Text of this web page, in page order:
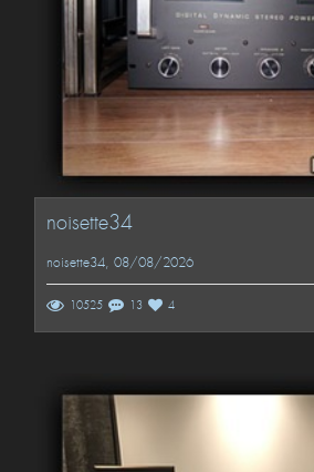
noisette34
noisette34, 08/08/2026
10525 13 4